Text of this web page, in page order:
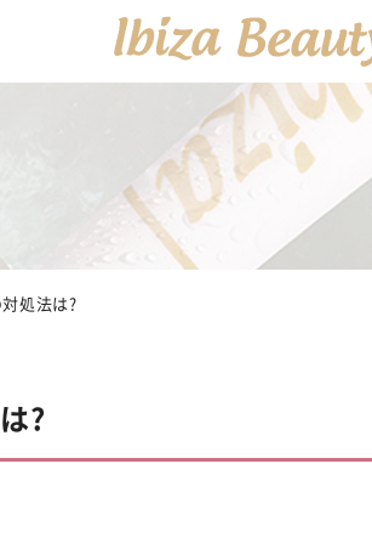
処法は?
?